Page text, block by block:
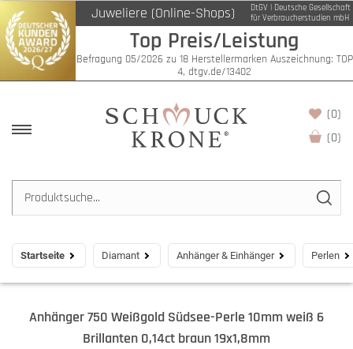
Juweliere (Online-Shops)
DtGV | Deutsche Gesellschaft
für Verbraucherstudien mbH
Top Preis/Leistung
Befragung 05/2026 zu 18 Herstellermarken Auszeichnung: TOP
4, dtgv.de/13402
(0)
(0)
Startseite Diamant Anhänger & Einhänger Perlen
Anhänger 750 Weißgold Südsee-Perle 10mm weiß 6
Brillanten 0,14ct braun 19x1,8mm